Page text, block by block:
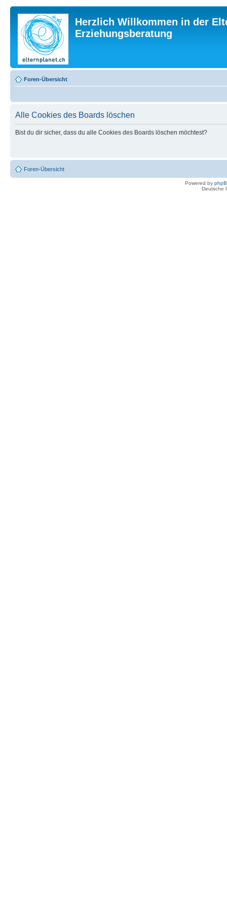
Herzlich Willkommen in der
Erziehungsberatung
Foren-Übersicht
Alle Cookies des Boards löschen
Bist du dir sicher, dass du alle Cookies des Boards löschen möchtest?
Foren-Übersicht
Powered by
Deutsche